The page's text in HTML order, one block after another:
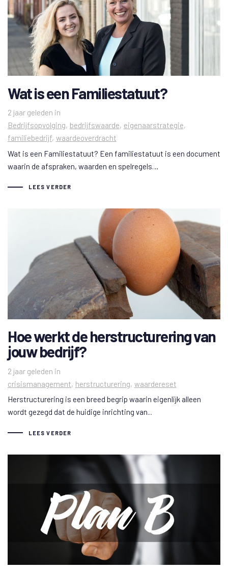
Wat is een Familiestatuut?
2 jaar geleden in
Tags
Bedrijfsopvolging bedrijfswaarde eigenaarstrategie
familiebedrijf waardeoverdracht
Wat is een Familiestatuut? Een familiestatuut is een document
waarin de afspraken, waarden en spelregels…
LEES VERDER
Hoe werkt de herstructurering van
jouw bedrijf?
2 jaar geleden in
Tags
crisismanagement herstructurering waardereset
Herstructurering is een breed begrip waarin eigenlijk alleen
wordt gezegd dat de huidige inrichting van...
LEES VERDER